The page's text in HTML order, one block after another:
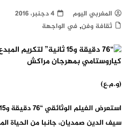
المغربي اليوم
4 دجنبر، 2016
ثقافة وفن, في الواجهة
(و.م.ع)
سيف الدين صمديان، جانبا من الحياة